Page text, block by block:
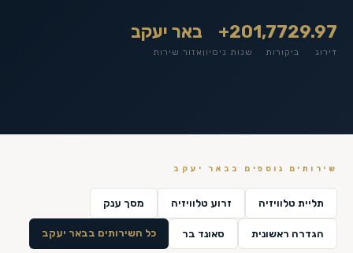
9.97
דירוג
1,772
ביקורות
20+
שנות ניסיון
באר יעקב
אזור שירות
שירותים נוספים ב באר יעקב
תליית טלוויזיה זרוע טלוויזיה מסך ענק
הגדרה ראשונית סאונד בר כל השירותים בבאר יעקב